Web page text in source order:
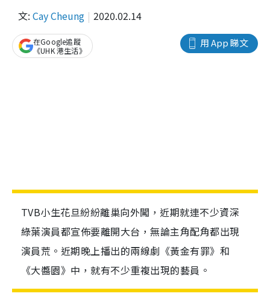
文: Cay Cheung 2020.02.14
用 App 睇文
在Google追蹤
《UHK 港生活》
TVB小生花旦紛紛離巢向外闖，近期就連不少資深
綠葉演員都宣佈要離開大台，無論主角配角都出現
演員荒。近期晚上播出的兩線劇《黃金有罪》和
《大醬園》中，就有不少重複出現的藝員。